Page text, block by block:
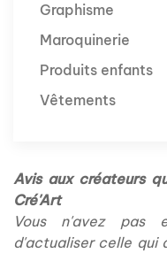
Graphisme
Maroquinerie
Produits enfants
Vêtements
Avis aux créateurs
Cré'Art
Vous n'avez pas
d'actualiser celle qui